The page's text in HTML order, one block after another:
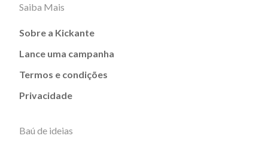
Saiba Mais
Sobre a Kickante
Lance uma campanha
Termos e condições
Privacidade
Baú de ideias